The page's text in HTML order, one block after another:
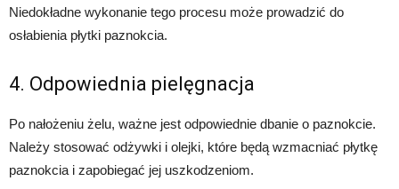
Niedokładne wykonanie tego procesu może prowadzić do
osłabienia płytki paznokcia.
4. Odpowiednia pielęgnacja
Po nałożeniu żelu, ważne jest odpowiednie dbanie o paznokcie.
Należy stosować odżywki i olejki, które będą wzmacniać płytkę
paznokcia i zapobiegać jej uszkodzeniom.